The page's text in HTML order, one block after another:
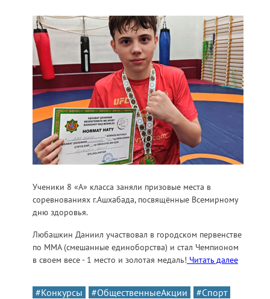
Ученики 8 «А» класса заняли призовые места в
соревнованиях г.Ашхабада, посвящённые Всемирному
дню здоровья.
Любашкин Даниил участвовал в городском первенстве
по ММА (смешанные единоборства) и стал Чемпионом
в своем весе - 1 место и золотая медаль! Читать далее
#Конкурсы #ОбщественныеАкции #Спорт